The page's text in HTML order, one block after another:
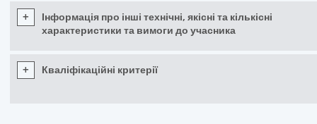
+
Інформація про інші технічні, якісні та кількісні
характеристики та вимоги до учасника
+ Кваліфікаційні критерії